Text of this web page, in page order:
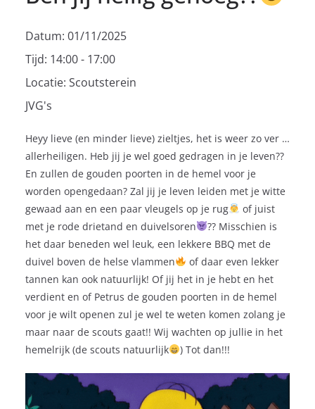
Datum: 01/11/2025
Tijd: 14:00 - 17:00
Locatie: Scoutsterein
JVG's
Heyy lieve (en minder lieve) zieltjes, het is weer zo ver …
allerheiligen. Heb jij je wel goed gedragen in je leven??
En zullen de gouden poorten in de hemel voor je
worden opengedaan? Zal jij je leven leiden met je witte
gewaad aan en een paar vleugels op je rug
of juist
met je rode drietand en duivelsoren
?? Misschien is
het daar beneden wel leuk, een lekkere BBQ met de
duivel boven de helse vlammen
of daar even lekker
tannen kan ook natuurlijk! Of jij het in je hebt en het
verdient en of Petrus de gouden poorten in de hemel
voor je wilt openen zul je wel te weten komen zolang je
maar naar de scouts gaat!! Wij wachten op jullie in het
hemelrijk (de scouts natuurlijk
) Tot dan!!!